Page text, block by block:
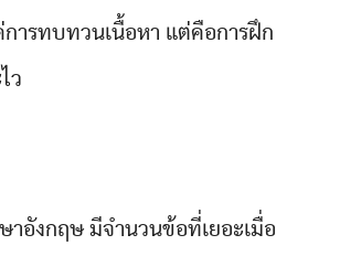
การทบทวนเนื้อหา แต่คือการฝึก
ว
อังกฤษ มีจำนวนข้อที่เยอะเมื่อ